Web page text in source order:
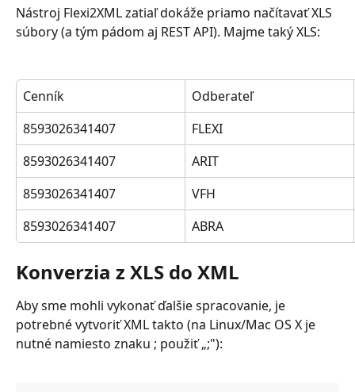
Nástroj Flexi2XML zatiaľ dokáže priamo načítavať XLS
súbory (a tým pádom aj REST API). Majme taký XLS:
Cenník
Odberateľ
8593026341407
FLEXI
8593026341407
ARIT
8593026341407
VFH
8593026341407
ABRA
Konverzia z XLS do XML
Aby sme mohli vykonať ďalšie spracovanie, je
potrebné vytvoriť XML takto (na Linux/Mac OS X je
nutné namiesto znaku ; použiť „;"):